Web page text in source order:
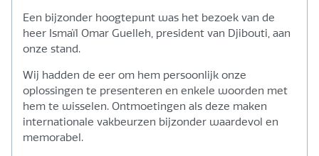
Een bijzonder hoogtepunt was het bezoek van de
heer Ismaïl Omar Guelleh, president van Djibouti, aan
onze stand.
Wij hadden de eer om hem persoonlijk onze
oplossingen te presenteren en enkele woorden met
hem te wisselen. Ontmoetingen als deze maken
internationale vakbeurzen bijzonder waardevol en
memorabel.